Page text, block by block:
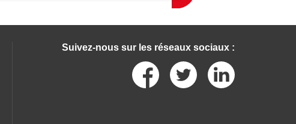
Suivez-nous sur les réseaux sociaux :